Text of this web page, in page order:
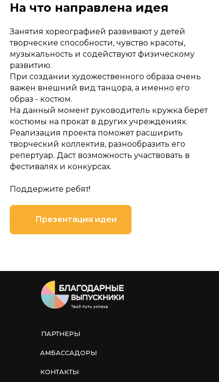
На что направлена идея
Занятия хореографией развивают у детей
творческие способности, чувство красоты,
музыкальность и содействуют физическому
развитию.
При создании художественного образа очень
важен внешний вид танцора, а именно его
образ - костюм.
На данный момент руководитель кружка берет
костюмы на прокат в других учреждениях.
Реализация проекта поможет расширить
творческий коллектив, разнообразить его
репертуар. Даст возможность участвовать в
фестивалях и конкурсах.
Поддержите ребят!
Презентация идеи
АМБАССАДОРЫ
КОНТАКТЫ
ПАРТНЕРЫ